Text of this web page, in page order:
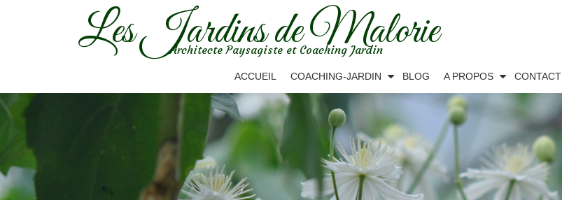
Les Jardins de Malorie
Architecte Paysagiste et Coaching Jardin
ACCUEIL COACHING-JARDIN BLOG A PROPOS CONTACT